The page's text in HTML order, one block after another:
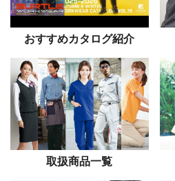
おすすめカタログ紹介
取扱商品一覧